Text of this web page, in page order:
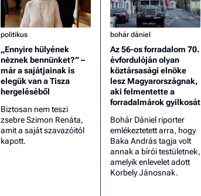
politikus
„Ennyire hülyének
nėznek bennünket?” –
már a sajátjainak is
elegük van a Tisza
hergeléséből
Biztosan nem teszi
zsebre Szimon Renáta,
amit a saját szavazóitól
kapott.
bohár dániel
Az 56-os forradalom 70.
évfordulóján olyan
köztársasági elnöke
lesz Magyarországnak,
aki felmentette a
forradalmárok gyilkosát
Bohár Dániel riporter
emlékeztetett arra, hogy
Baka András tagja volt
annak a bírói testületnek,
amelyik enlevelet adott
Korbely Jánosnak.